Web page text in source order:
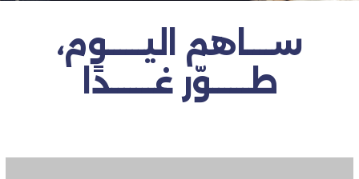
ســــاهم اليــــــوم،
طــــــوّر غـــــــدًا